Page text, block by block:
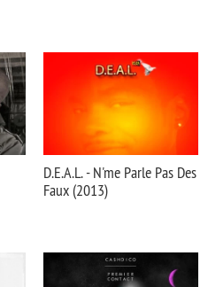
D.E.A.L. - N'me Parle Pas Des
Faux (2013)